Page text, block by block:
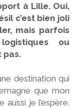
à Lille. Oui,
c’est bien joli
mais parfois
ou
pas.
destination qui
que mon
je l’espère.